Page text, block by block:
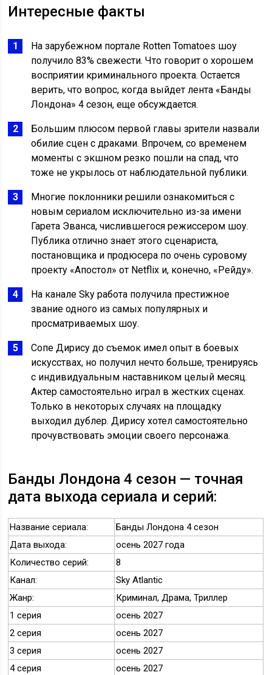
Интересные факты
На зарубежном портале Rotten Tomatoes шоу
получило 83% свежести. Что говорит о хорошем
восприятии криминального проекта. Остается
верить, что вопрос, когда выйдет лента «Банды
Лондона» 4 сезон, еще обсуждается.
Большим плюсом первой главы зрители назвали
обилие сцен с драками. Впрочем, со временем
моменты с экшном резко пошли на спад, что
тоже не укрылось от наблюдательной публики.
Многие поклонники решили ознакомиться с
новым сериалом исключительно из-за имени
Гарета Эванса, числившегося режиссером шоу.
Публика отлично знает этого сценариста,
постановщика и продюсера по очень суровому
проекту «Апостол» от Netflix и, конечно, «Рейду».
На канале Sky работа получила престижное
звание одного из самых популярных и
просматриваемых шоу.
Сопе Дирису до съемок имел опыт в боевых
искусствах, но получил нечто больше, тренируясь
с индивидуальным наставником целый месяц.
Актер самостоятельно играл в жестких сценах.
Только в некоторых случаях на площадку
выходил дублер. Дирису хотел самостоятельно
прочувствовать эмоции своего персонажа.
Банды Лондона 4 сезон — точная
дата выхода сериала и серий:
Название сериала:
Банды Лондона 4 сезон
Дата выхода:
осень 2027 года
Количество серий:
8
Канал:
Sky Atlantic
Жанр:
Криминал, Драма, Триллер
1 серия
осень 2027
2 серия
осень 2027
3 серия
осень 2027
4 серия
осень 2027